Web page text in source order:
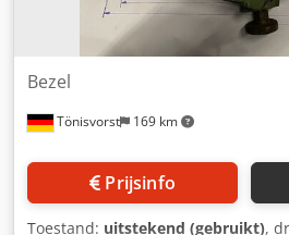
Tönisvorst 169 km
Bezel
Prijsinfo
Toestand: uitstekend (gebruikt),